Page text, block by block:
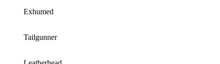
Exhumed
Tailgunner